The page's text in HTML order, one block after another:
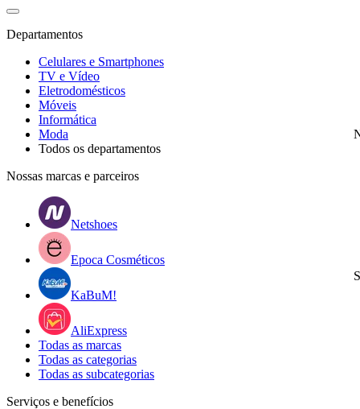
Departamentos
Celulares e Smartphones
TV e Vídeo
Eletrodomésticos
Móveis
Informática
Moda
Todos os departamentos
Nossas marcas e parceiros
Netshoes
Epoca Cosméticos
KaBuM!
AliExpress
Todas as marcas
Todas as categorias
Todas as subcategorias
Serviços e benefícios